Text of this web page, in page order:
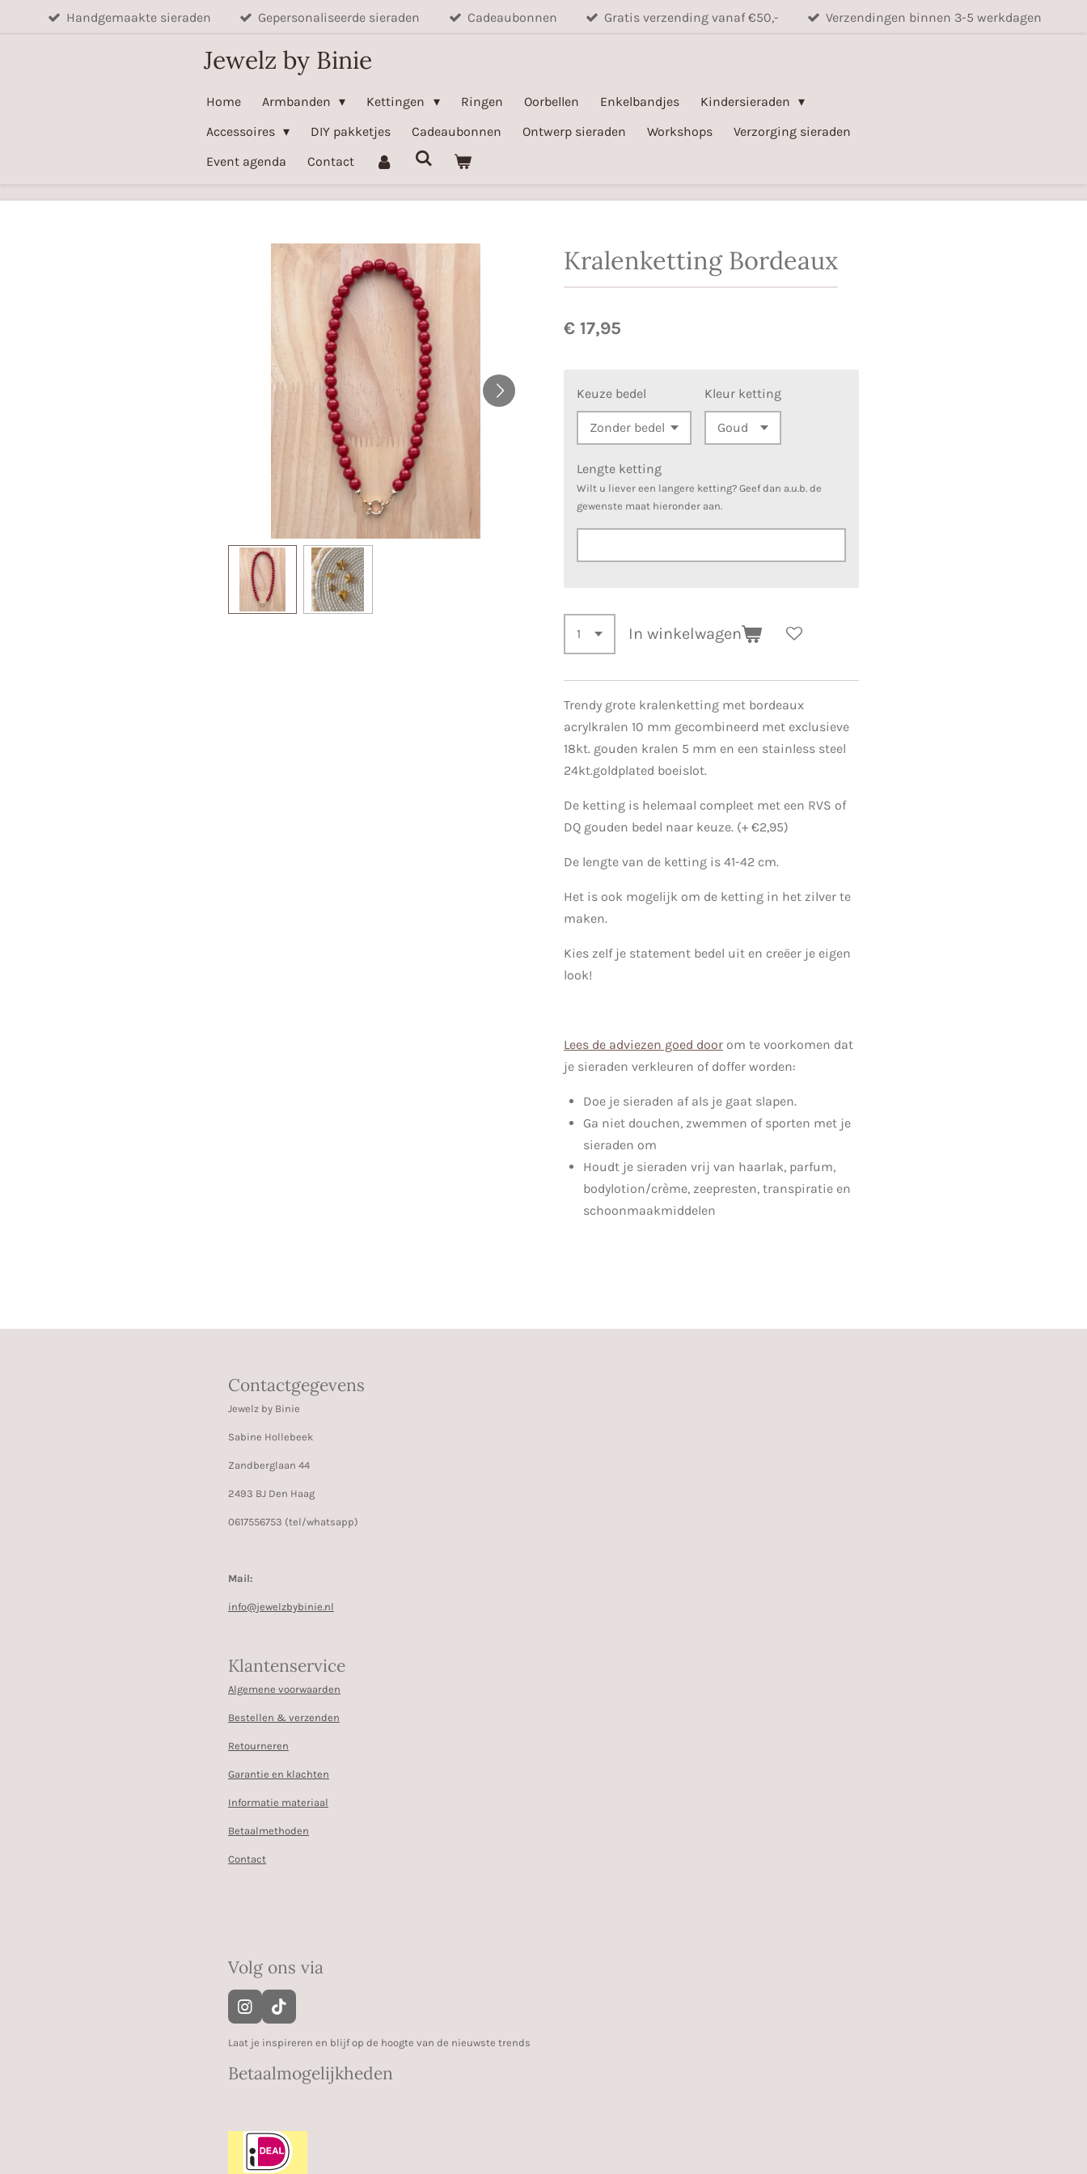
Handgemaakte sieraden Gepersonaliseerde sieraden Cadeaubonnen Gratis verzending vanaf €50,- Verzendingen binnen 3-5 werkdagen
Jewelz by Binie
Home Armbanden Kettingen Ringen Oorbellen Enkelbandjes
Kindersieraden
Accessoires
DIY pakketjes Cadeaubonnen Ontwerp sieraden Workshops
Verzorging sieraden
Event agenda
Contact
Kralenketting Bordeaux
€ 17,95
Keuze bedel Kleur ketting
Lengte ketting
Wilt u liever een langere ketting? Geef dan a.u.b. de
gewenste maat hieronder aan.
In winkelwagen
Trendy grote kralenketting met bordeaux
acrylkralen 10 mm gecombineerd met exclusieve
18kt. gouden kralen 5 mm en een stainless steel
24kt.goldplated boeislot.
De ketting is helemaal compleet met een RVS of
DQ gouden bedel naar keuze. (+ €2,95)
De lengte van de ketting is 41-42 cm.
Het is ook mogelijk om de ketting in het zilver te
maken.
Kies zelf je statement bedel uit en creëer je eigen
look!
Lees de adviezen goed door om te voorkomen dat
je sieraden verkleuren of doffer worden:
Doe je sieraden af als je gaat slapen.
Ga niet douchen, zwemmen of sporten met je
sieraden om
Houdt je sieraden vrij van haarlak, parfum,
bodylotion/crème, zeepresten, transpiratie en
schoonmaakmiddelen
Contactgegevens
Jewelz by Binie
Sabine Hollebeek
Zandberglaan 44
2493 BJ Den Haag
0617556753 (tel/whatsapp)
Mail:
info@jewelzbybinie.nl
Klantenservice
Algemene voorwaarden
Bestellen & verzenden
Retourneren
Garantie en klachten
Informatie materiaal
Betaalmethoden
Contact
Volg ons via
I
n
s
a
m
T
i
k
o
Laat je inspireren en blijf op de hoogte van de nieuwste trends
Betaalmogelijkheden